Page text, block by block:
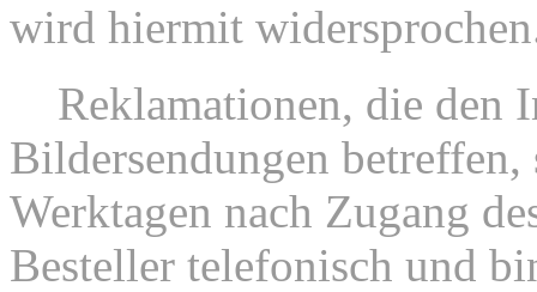
wird hiermit
Reklamationen, die den
Bildersendungen
Werktagen nach Zugang
Besteller telefonisch und